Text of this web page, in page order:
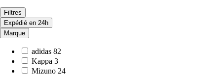
Filtres
Expédié en 24h
Marque
adidas 82
Kappa 3
Mizuno 24